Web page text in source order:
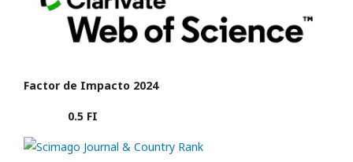
Factor de Impacto 2024
0.5 FI